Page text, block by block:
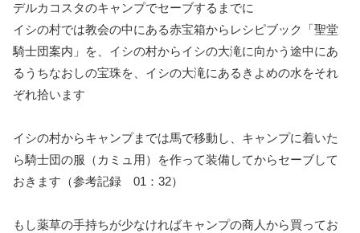
デルカコスタのキャンプでセーブするまでに
イシの村では教会の中にある赤宝箱からレシピブック「聖堂
騎士団案内」を、イシの村からイシの大滝に向かう途中にあ
るうちなおしの宝珠を、イシの大滝にあるきよめの水をそれ
ぞれ拾います
イシの村からキャンプまでは馬で移動し、キャンプに着いた
ら騎士団の服（カミュ用）を作って装備してからセーブして
おきます （参考記録 01：32）
もし薬草の手持ちが少なければキャンプの商人から買ってお